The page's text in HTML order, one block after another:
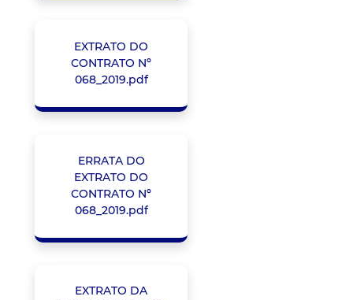
EXTRATO DO
CONTRATO Nº
068_2019.pdf
ERRATA DO
EXTRATO DO
CONTRATO Nº
068_2019.pdf
EXTRATO DA